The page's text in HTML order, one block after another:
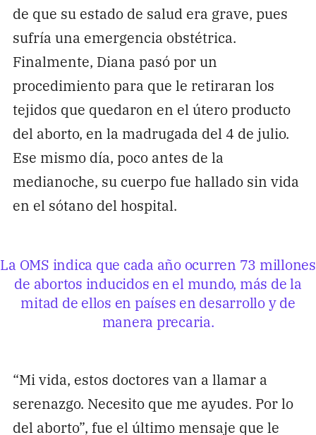
de que su estado de salud era grave, pues
sufría una emergencia obstétrica.
Finalmente, Diana pasó por un
procedimiento para que le retiraran los
tejidos que quedaron en el útero producto
del aborto, en la madrugada del 4 de julio.
Ese mismo día, poco antes de la
medianoche, su cuerpo fue hallado sin vida
en el sótano del hospital.
La OMS indica que cada año ocurren 73 millones
de abortos inducidos en el mundo, más de la
mitad de ellos en países en desarrollo y de
manera precaria.
“Mi vida, estos doctores van a llamar a
serenazgo. Necesito que me ayudes. Por lo
del aborto”, fue el último mensaje que le